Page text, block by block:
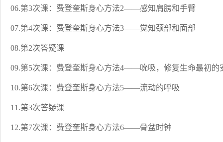
06.第3次课：费登奎斯身心方法2——感知肩膀和手臂
07.第4次课：费登奎斯身心方法3——觉知颈部和面部
08.第2次答疑课
09.第5次课：费登奎斯身心方法4——吮吸，修复生命最初的
10.第6次课：费登奎斯身心方法5——流动的呼吸
11.第3次答疑课
12.第7次课：费登奎斯身心方法6——骨盆时钟